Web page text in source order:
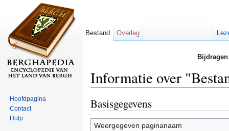
Informatie over
Basisgegevens
Weergegeven paginanaam
Bestand Overleg
Hoofdpagina
Contact
Hulp